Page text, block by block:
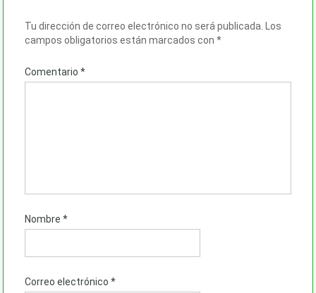
Tu dirección de correo electrónico no será publicada. Los
campos obligatorios están marcados con *
Comentario *
Nombre *
Correo electrónico *